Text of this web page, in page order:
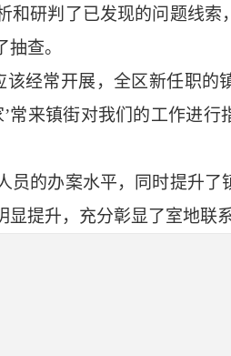
研判了已发现的问题线索
查。
该经常开展，全区新任职的
常来镇街对我们的工作进
的办案水平，同时提升了
提升，充分彰显了室地联